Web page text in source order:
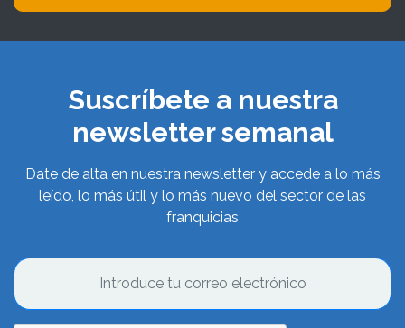
Suscríbete a nuestra
newsletter semanal
Date de alta en nuestra newsletter y accede a lo más
leído, lo más útil y lo más nuevo del sector de las
franquicias